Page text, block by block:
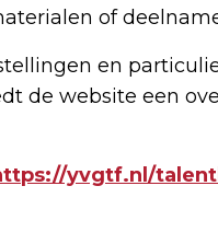
of
en
de website een
yvgtf.nl/